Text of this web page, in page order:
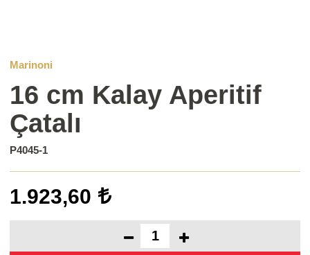
Marinoni
16 cm Kalay Aperitif
Çatalı
P4045-1
1.923,60